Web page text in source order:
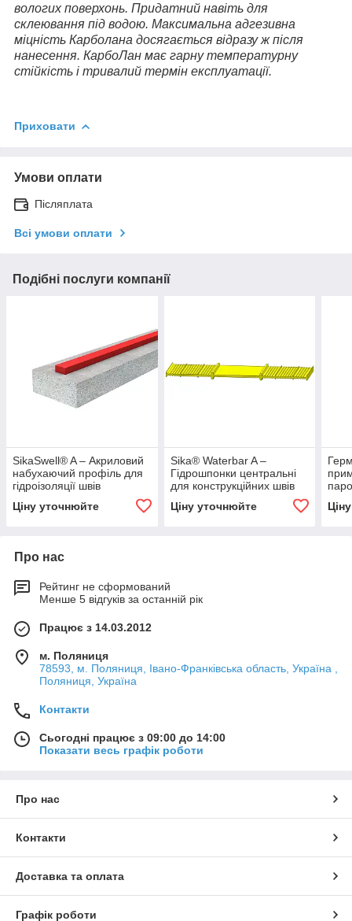
вологих поверхонь. Придатний навіть для
склеювання під водою. Максимальна адгезивна
міцність Карболана досягається відразу ж після
нанесення. КарбоЛан має гарну температурну
стійкість і тривалий термін експлуатації.
Приховати
Умови оплати
Післяплата
Всі умови оплати
Подібні послуги компанії
SikaSwell® A – Акриловий
набухаючий профіль для
гідроізоляції швів
Ціну уточнюйте
Sika® Waterbar A –
Гідрошпонки центральні
для конструкційних швів
Ціну уточнюйте
Про нас
Рейтинг не сформований
Менше 5 відгуків за останній рік
Працює з 14.03.2012
м. Поляниця
78593, м. Поляниця, Івано-Франківська область, Україна ,
Поляниця, Україна
Контакти
Сьогодні працює з 09:00 до 14:00
Показати весь графік роботи
Про нас
Контакти
Доставка та оплата
Графік роботи